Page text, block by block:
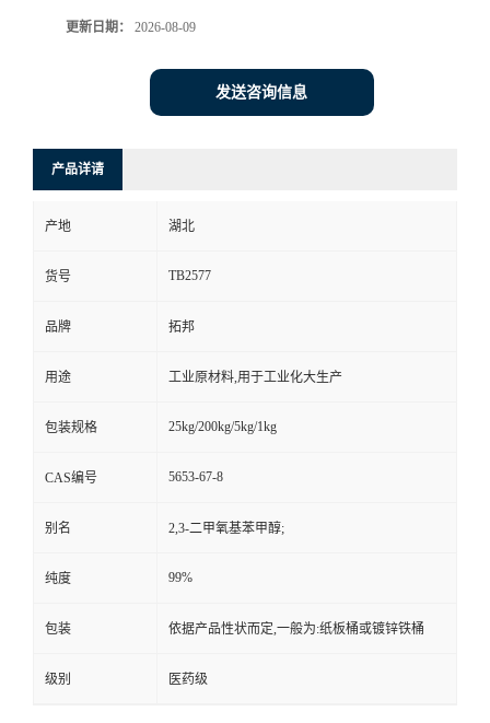
更新日期： 2026-08-09
发送咨询信息
产品详请
产地 湖北
货号 TB2577
品牌 拓邦
用途 工业原材料,用于工业化大生产
包装规格 25kg/200kg/5kg/1kg
CAS编号 5653-67-8
别名 2,3-二甲氧基苯甲醇;
纯度 99%
包装 依据产品性状而定,一般为:纸板桶或镀锌铁桶
级别 医药级